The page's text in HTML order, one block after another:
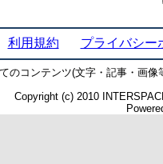
利用規約 プライバシー
のコンテンツ(文字・記事・画
Copyright (c) 2010